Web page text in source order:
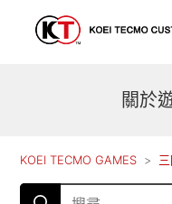
關於
KOEI TECMO GAMES